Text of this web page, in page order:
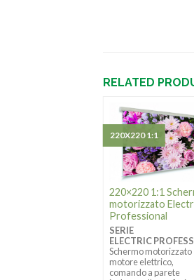
RELATED
220×220 1:1
motorizzato
Professional
SERIE
ELECTRIC
Schermo motorizzato
motore elettrico,
comando a parete
220X220 1:1